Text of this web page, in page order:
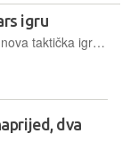
igru
Star Wars: Zero Company je nova taktička igra na poteze na kojoj rade Respawn i Bit Reactor, tvrtka sastavljena od bivših zaposlenika Firaxisa
dva